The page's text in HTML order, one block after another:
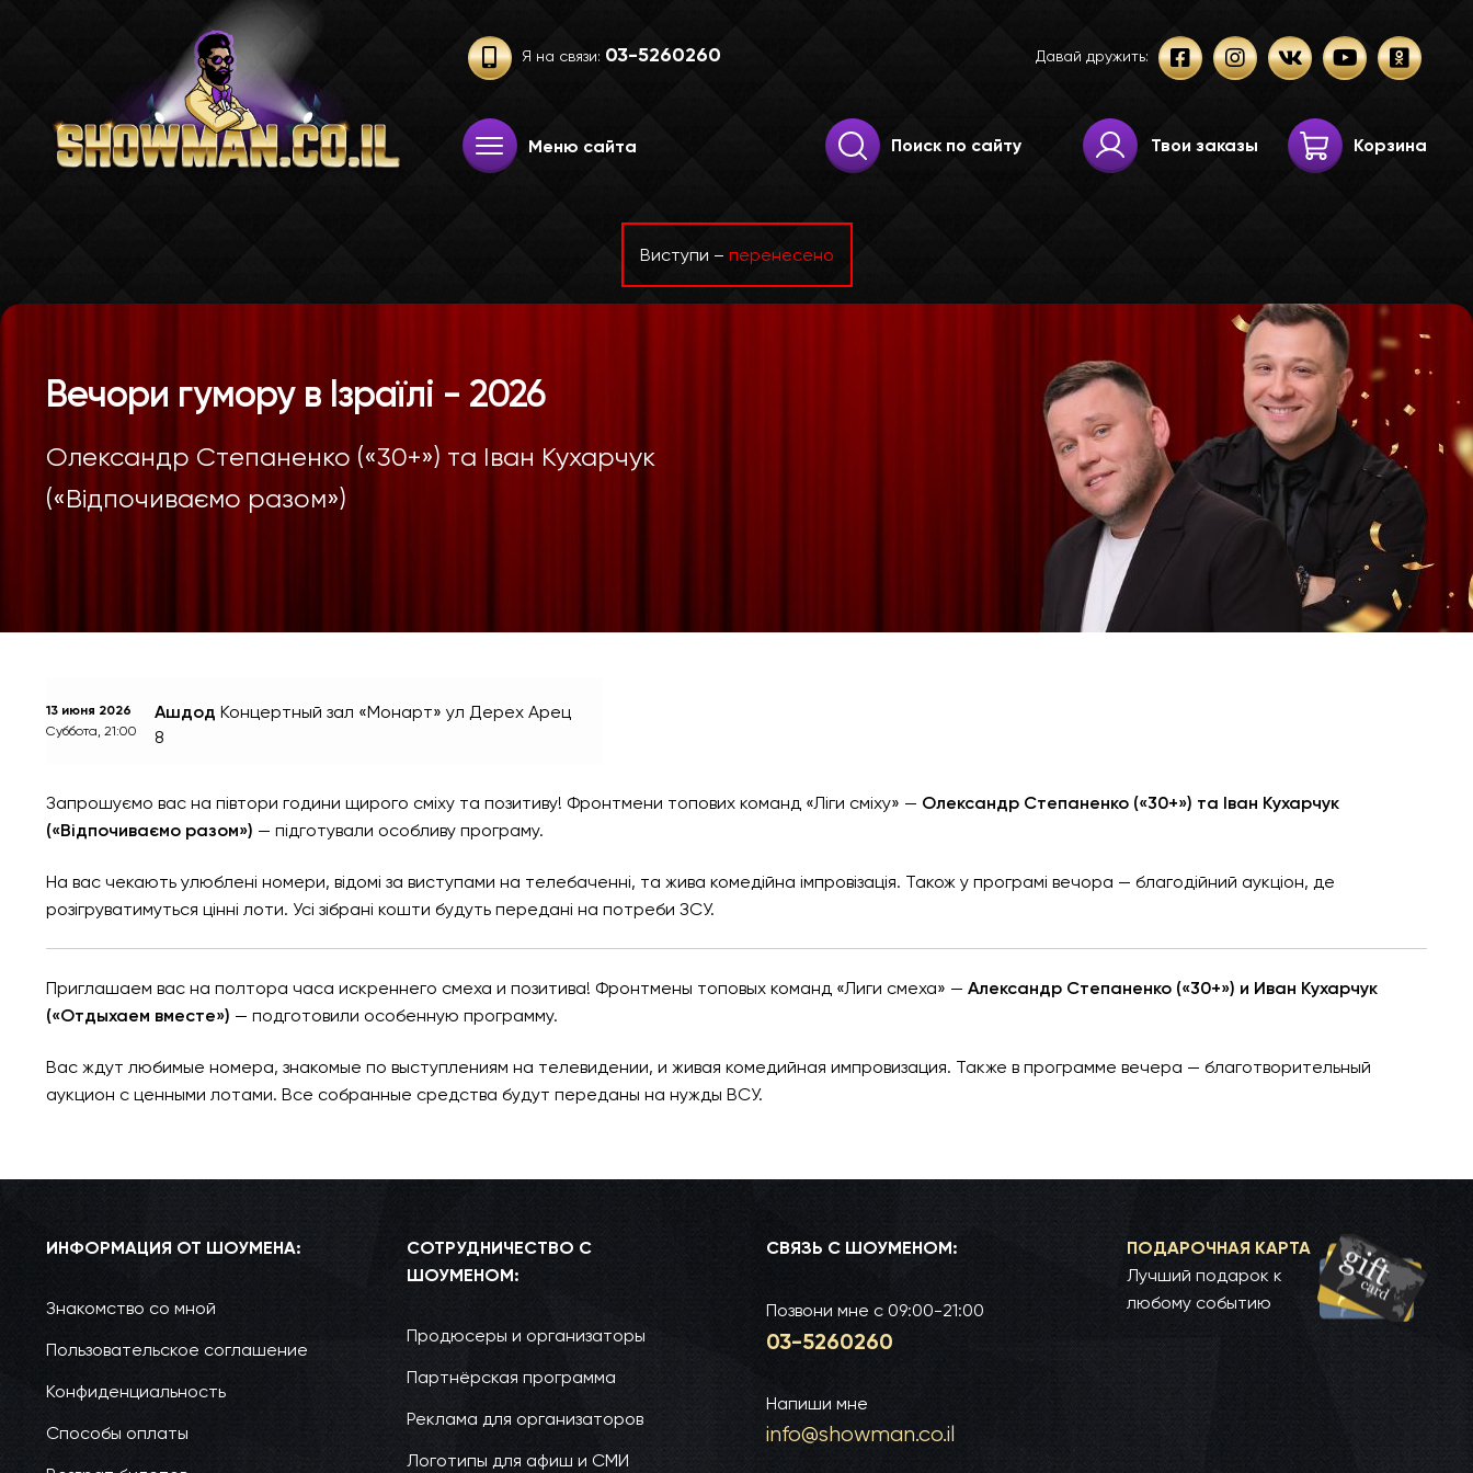
Я на связи: 03-52­60­260 Давай дружить:
Меню сайта
Искать:
Поиск
Твои заказы Корзина
Виступи – перенесено
Вечори гумору в Ізраїлі - 2026
Олександр Степаненко («30+») та Іван Кухарчук
(«Відпочиваємо разом»)
13 июня 2026
Суббота, 21:00
Ашдод Концертный зал «Монарт» ул Дерех Арец
8
Запрошуємо вас на півтори години щирого сміху та позитиву! Фронтмени топових команд «Ліги сміху» — Олександр Степаненко («30+») та Іван Кухарчук
(«Відпочиваємо разом») — підготували особливу програму.
На вас чекають улюблені номери, відомі за виступами на телебаченні, та жива комедійна імпровізація. Також у програмі вечора — благодійний аукціон, де
розігруватимуться цінні лоти. Усі зібрані кошти будуть передані на потреби ЗСУ.
Приглашаем вас на полтора часа искреннего смеха и позитива! Фронтмены топовых команд «Лиги смеха» — Александр Степаненко («30+») и Иван Кухарчук
(«Отдыхаем вместе») — подготовили особенную программу.
Вас ждут любимые номера, знакомые по выступлениям на телевидении, и живая комедийная импровизация. Также в программе вечера — благотворительный
аукцион с ценными лотами. Все собранные средства будут переданы на нужды ВСУ.
ИНФОРМАЦИЯ ОТ ШОУМЕНА:
Знакомство со мной
Пользовательское соглашение
Конфиденциальность
Способы оплаты
СОТРУДНИЧЕСТВО С
ШОУМЕНОМ:
Продюсеры и организаторы
Партнёрская программа
Реклама для организаторов
Логотипы для афиш и СМИ
СВЯЗЬ С ШОУМЕНОМ:
Позвони мне с 09:00-21:00
03-52­60­260
Напиши мне
info@show­man.co.il
ПОДАРОЧНАЯ КАРТА
Лучший подарок к
любому событию